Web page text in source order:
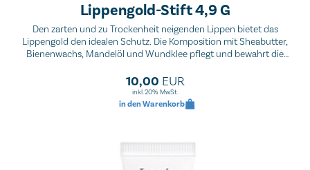
Lippengold-Stift 4,9 G
Den zarten und zu Trockenheit neigenden Lippen bietet das
Lippengold den idealen Schutz. Die Komposition mit Sheabutter,
Bienenwachs, Mandelöl und Wundklee pflegt und bewahrt die
10,00 EUR
inkl. 20% MwSt.
in den Warenkorb